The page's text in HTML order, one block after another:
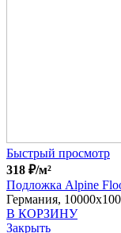
Быстрый просмотр
318 ₽/м²
Подложка Alpine
Германия,
В КОРЗИНУ
Закрыть